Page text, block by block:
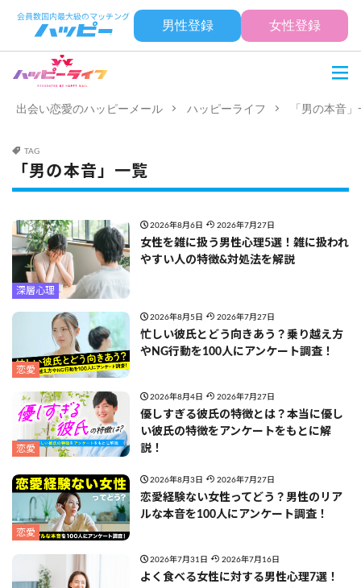
男性登録 女性登録
出会い恋愛のハッピーメール ハッピーライフ 「男の本音
TAG
「男の本音」一覧
深層心理
2026年8月6日 2026年7月27日
女性を雑に扱う男性心理5選！雑に扱われ
やすい人の特徴&対処法を解説
恋愛
2026年8月5日 2026年7月27日
忙しい彼氏とどう向きあう？乗り越え方
やNG行動を100人にアンケート調査！
恋愛
2026年8月4日 2026年7月27日
優しすぎる彼氏の特徴とは？本当に優し
い彼氏の特徴をアンケートをもとに解
説！
恋愛
2026年8月3日 2026年7月27日
恋愛経験ない女性ってどう？男性のリア
ルな本音を100人にアンケート調査！
2026年7月31日 2026年7月16日
よく食べる女性に対する男性心理7選！